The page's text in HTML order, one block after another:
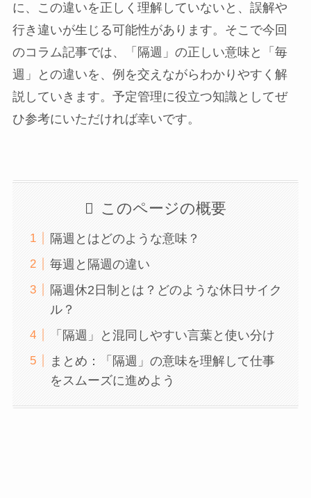
に、この違いを正しく理解していないと、誤解や
行き違いが生じる可能性があります。そこで今回
のコラム記事では、「隔週」の正しい意味と「毎
週」との違いを、例を交えながらわかりやすく解
説していきます。予定管理に役立つ知識としてぜ
ひ参考にいただければ幸いです。
このページの概要
隔週とはどのような意味？
毎週と隔週の違い
隔週休2日制とは？どのような休日サイク
ル？
「隔週」と混同しやすい言葉と使い分け
まとめ：「隔週」の意味を理解して仕事
をスムーズに進めよう